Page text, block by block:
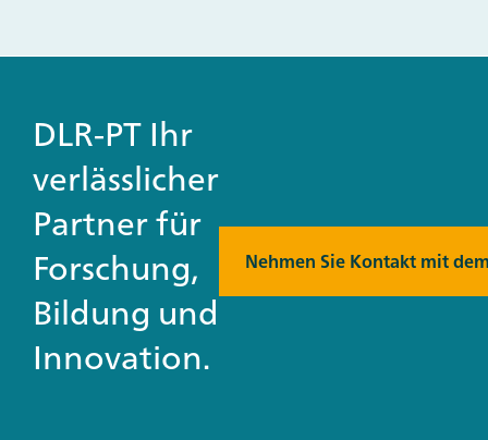
DLR-PT Ihr
verlässlicher
Partner für
Forschung,
Bildung und
Innovation.
Nehmen Sie Kontakt mit